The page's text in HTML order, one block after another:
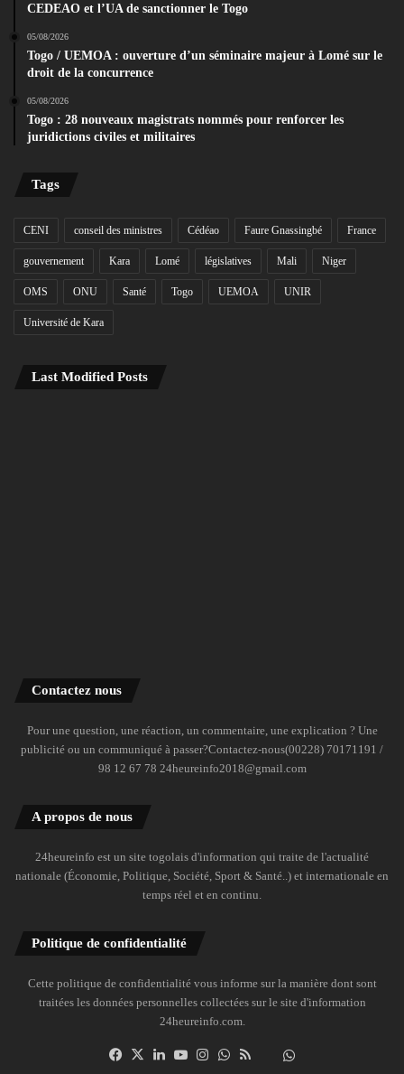
CEDEAO et l’UA de sanctionner le Togo
05/08/2026
Togo / UEMOA : ouverture d’un séminaire majeur à Lomé sur le
droit de la concurrence
05/08/2026
Togo : 28 nouveaux magistrats nommés pour renforcer les
juridictions civiles et militaires
Tags
CENI conseil des ministres Cédéao Faure Gnassingbé France
gouvernement Kara Lomé législatives Mali Niger
OMS ONU Santé Togo UEMOA UNIR
Université de Kara
Last Modified Posts
Contactez nous
Pour une question, une réaction, un commentaire, une explication ? Une
publicité ou un communiqué à passer?Contactez-nous(00228) 70171191 /
98 12 67 78 24heureinfo2018@gmail.com
A propos de nous
24heureinfo est un site togolais d'information qui traite de l'actualité
nationale (Économie, Politique, Société, Sport & Santé..) et internationale en
temps réel et en continu.
Politique de confidentialité
Cette politique de confidentialité vous informe sur la manière dont sont
traitées les données personnelles collectées sur le site d'information
24heureinfo.com.
Facebook
X LinkedinYouTubeInstagramWhatsAppDailymotion